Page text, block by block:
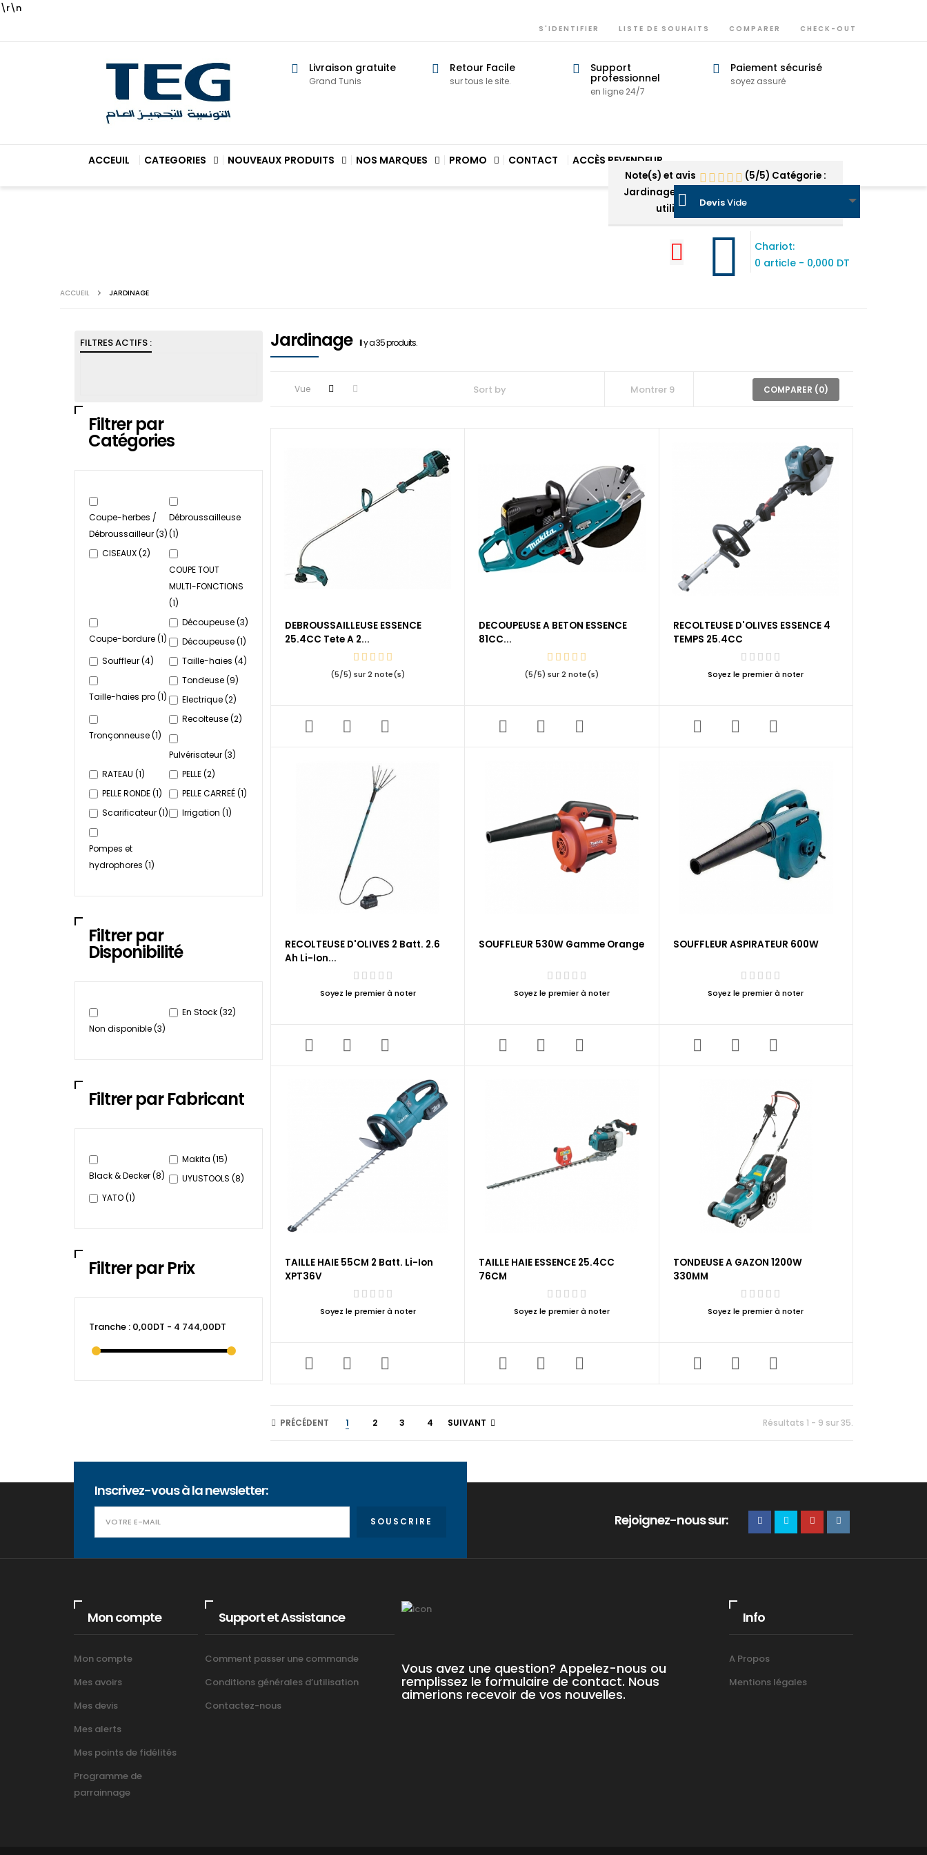
\r\n
S'IDENTIFIER LISTE DE SOUHAITS COMPARER CHECK-OUT
Livraison gratuite
Grand Tunis
Retour Facile
sur tous le site.
Support
professionnel
en ligne 24/7
Paiement sécurisé
soyez assuré
ACCEUIL CATEGORIES NOUVEAUX PRODUITS NOS MARQUES PROMO CONTACT ACCÈS REVENDEUR
Note(s) et avis (5/5) Catégorie :
Jardinage - Basés sur
utilisateur- Tous les avis
Chariot:
0 article - 0,000 DT
DevisVide
ACCUEIL JARDINAGE
FILTRES ACTIFS :
Filtrer par
Catégories
Coupe-herbes /
Débroussailleur(3)
Débroussailleuse
(1)
CISEAUX(2)
COUPE TOUT
MULTI-FONCTIONS
(1)
Coupe-bordure(1)
Découpeuse(3)
Découpeuse(1)
Souffleur(4) Taille-haies (4)
Taille-haies pro(1)
Tondeuse(9)
Electrique(2)
Tronçonneuse(1)
Recolteuse(2)
Pulvérisateur(3)
RATEAU (1) PELLE(2)
PELLE RONDE(1) PELLE CARREÉ(1)
Scarificateur(1) Irrigation (1)
Pompes et
hydrophores (1)
Filtrer par
Disponibilité
Non disponible(3)
En Stock(32)
Filtrer par Fabricant
Black & Decker(8)
Makita (15)
UYUSTOOLS (8)
YATO(1)
Filtrer par Prix
Tranche : 0,00DT - 4 744,00DT
Jardinage Il y a 35 produits.
Vue COMPARER (0)
DEBROUSSAILLEUSE ESSENCE
25.4CC Tete A 2...
(5/5) sur2 note(s)
DECOUPEUSE A BETON ESSENCE
81CC...
(5/5) sur2 note(s)
RECOLTEUSE D'OLIVES ESSENCE 4
TEMPS 25.4CC
Soyez le premier à noter
RECOLTEUSE D'OLIVES 2 Batt. 2.6
Ah Li-Ion...
Soyez le premier à noter
SOUFFLEUR 530W Gamme Orange
Soyez le premier à noter
SOUFFLEUR ASPIRATEUR 600W
Soyez le premier à noter
TAILLE HAIE 55CM 2 Batt. Li-Ion
XPT36V
Soyez le premier à noter
TAILLE HAIE ESSENCE 25.4CC
76CM
Soyez le premier à noter
TONDEUSE A GAZON 1200W
330MM
Soyez le premier à noter
PRÉCÉDENT 1 2 3 4 SUIVANT Résultats 1 - 9 sur 35.
Inscrivez-vous à la newsletter:
SOUSCRIRE Rejoignez-nous sur:
Mon compte
Mon compte
Mes avoirs
Mes devis
Mes alerts
Mes points de fidélités
Programme de
parrainnage
Support et Assistance
Comment passer une commande
Conditions générales d’utilisation
Contactez-nous
Vous avez une question? Appelez-nous ou
remplissez le formulaire de contact. Nous
aimerions recevoir de vos nouvelles.
Info
A Propos
Mentions légales